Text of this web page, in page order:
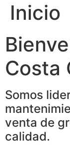
Inicio
Costa
Somos
venta de
calidad.